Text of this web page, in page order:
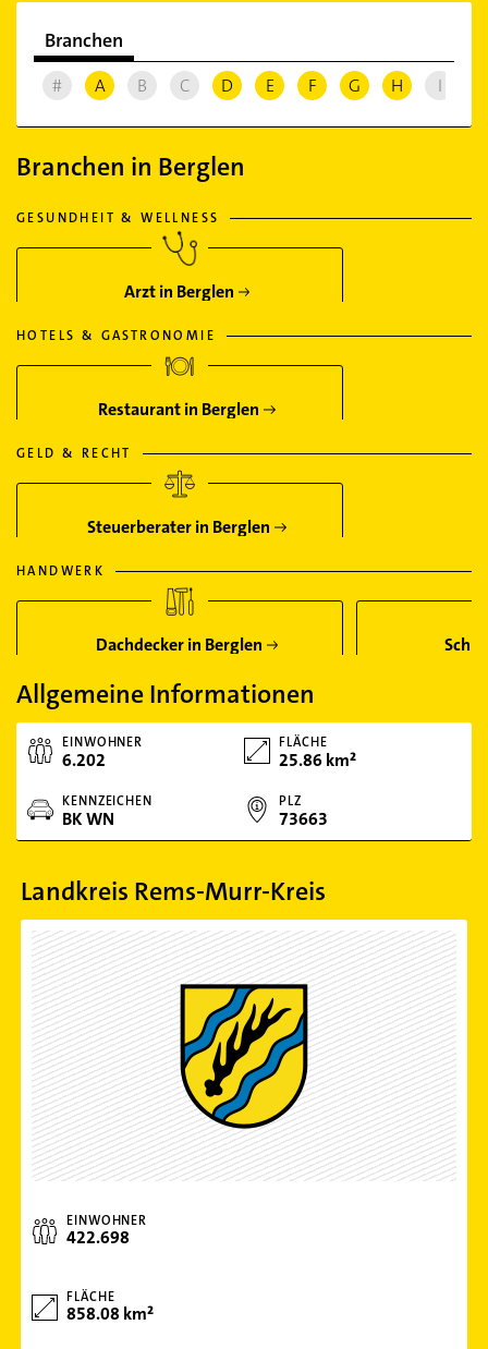
Branchen
# A B C D E F G H I
Branchen in Berglen
GESUNDHEIT & WELLNESS
Arzt in Berglen
HOTELS & GASTRONOMIE
Restaurant in Berglen
GELD & RECHT
Steuerberater in Berglen
HANDWERK
Dachdecker in Berglen
Allgemeine Informationen
EINWOHNER
6.202
FLÄCHE
25.86 km²
KENNZEICHEN
BK WN
PLZ
73663
Landkreis Rems-Murr-Kreis
EINWOHNER
422.698
FLÄCHE
858.08 km²